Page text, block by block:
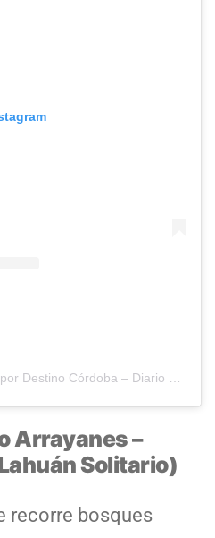
Una publicación compartida por Destino Córdoba – Diario Digital (@destinocordobaok)
Arrayanes –
Solitario)
recorre bosques